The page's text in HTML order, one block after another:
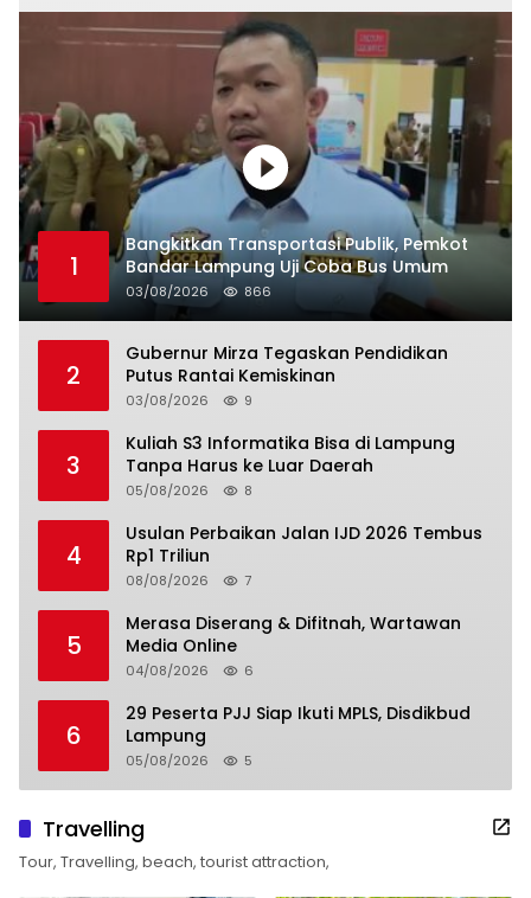
1
Bangkitkan Transportasi Publik, Pemkot
Bandar Lampung Uji Coba Bus Umum
03/08/2026 866
2
Gubernur Mirza Tegaskan Pendidikan
Putus Rantai Kemiskinan
03/08/2026 9
3
Kuliah S3 Informatika Bisa di Lampung
Tanpa Harus ke Luar Daerah
05/08/2026 8
4
Usulan Perbaikan Jalan IJD 2026 Tembus
Rp1 Triliun
08/08/2026 7
5
Merasa Diserang & Difitnah, Wartawan
Media Online
04/08/2026 6
6
29 Peserta PJJ Siap Ikuti MPLS, Disdikbud
Lampung
05/08/2026 5
Travelling
Tour, Travelling, beach, tourist attraction,